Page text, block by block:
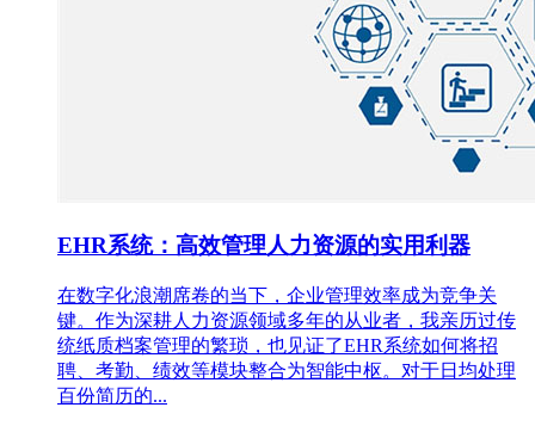
EHR系统：高效管理人力资源的实用利器
在数字化浪潮席卷的当下，企业管理效率成为竞争关
键。作为深耕人力资源领域多年的从业者，我亲历过传
统纸质档案管理的繁琐，也见证了EHR系统如何将招
聘、考勤、绩效等模块整合为智能中枢。对于日均处理
百份简历的...